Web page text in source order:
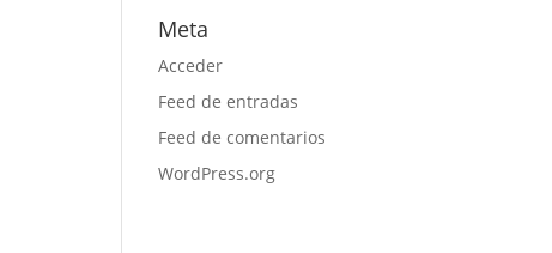
Meta
Acceder
Feed de entradas
Feed de comentarios
WordPress.org